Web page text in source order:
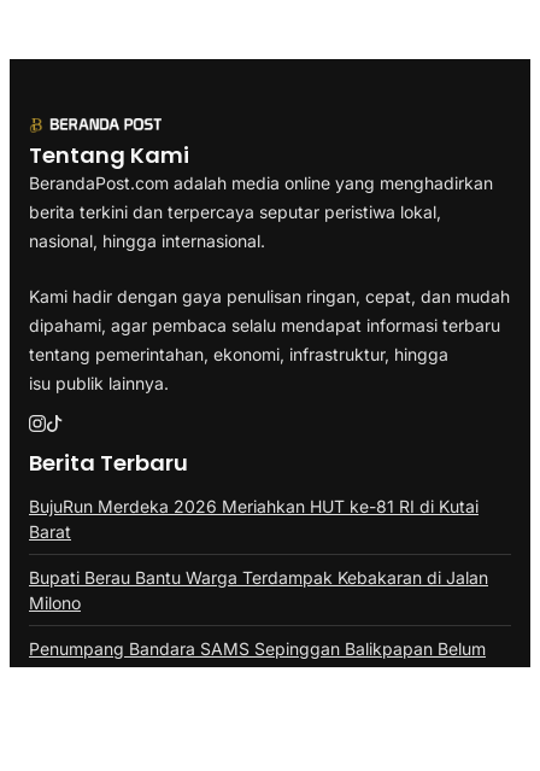
Tentang Kami
BerandaPost.com adalah media online yang menghadirkan
berita terkini dan terpercaya seputar peristiwa lokal,
nasional, hingga internasional.
Kami hadir dengan gaya penulisan ringan, cepat, dan mudah
dipahami, agar pembaca selalu mendapat informasi terbaru
tentang pemerintahan, ekonomi, infrastruktur, hingga
isu publik lainnya.
Berita Terbaru
BujuRun Merdeka 2026 Meriahkan HUT ke-81 RI di Kutai
Barat
Bupati Berau Bantu Warga Terdampak Kebakaran di Jalan
Milono
Penumpang Bandara SAMS Sepinggan Balikpapan Belum
Stabil